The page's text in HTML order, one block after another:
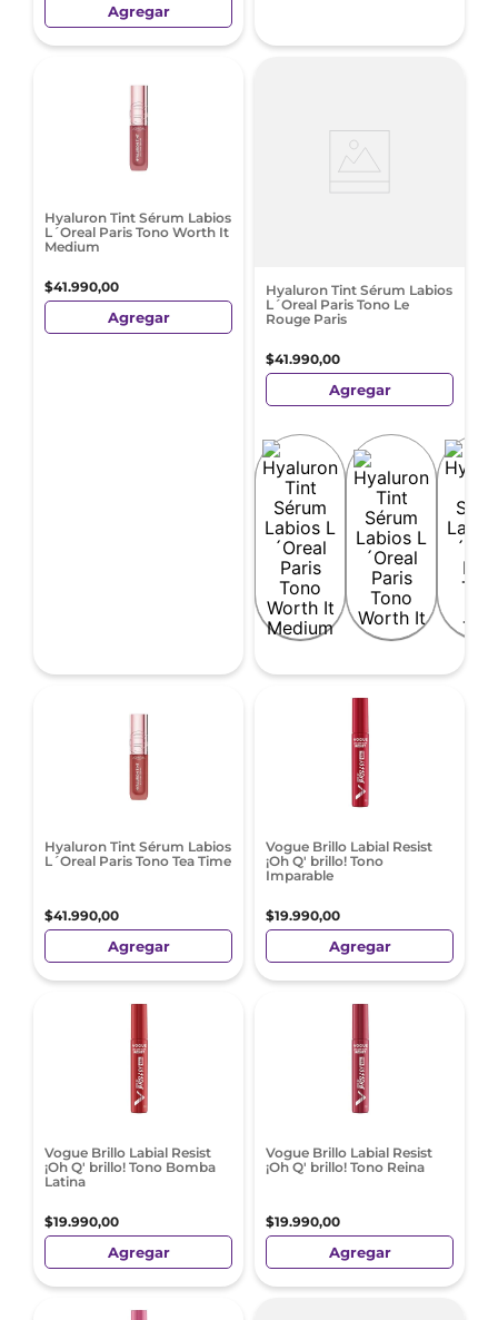
Agregar
Hyaluron Tint Sérum Labios
L´Oreal Paris Tono Worth It
Medium
$41.990,00
Agregar
Hyaluron Tint Sérum Labios
L´Oreal Paris Tono Le
Rouge Paris
$41.990,00
Agregar
Hyaluron Tint Sérum Labios
L´Oreal Paris Tono Tea Time
$41.990,00
Agregar
Vogue Brillo Labial Resist
¡Oh Q' brillo! Tono
Imparable
$19.990,00
Agregar
Vogue Brillo Labial Resist
¡Oh Q' brillo! Tono Bomba
Latina
$19.990,00
Agregar
Vogue Brillo Labial Resist
¡Oh Q' brillo! Tono Reina
$19.990,00
Agregar